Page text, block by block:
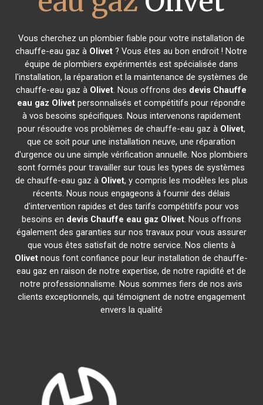
Vous cherchez un plombier fiable pour votre installation de
chauffe-eau gaz à Olivet ? Vous êtes au bon endroit ! Notre
équipe de plombiers expérimentés est spécialisée dans
l'installation, la réparation et la maintenance de systèmes de
chauffe-eau gaz à Olivet. Nous offrons des devis Chauffe
eau gaz Olivet personnalisés et compétitifs pour répondre
à vos besoins spécifiques. Nous intervenons rapidement
pour résoudre vos problèmes de chauffe-eau gaz à Olivet,
que ce soit pour une installation neuve, une réparation
d'urgence ou une simple vérification annuelle. Nos plombiers
sont formés pour travailler sur tous les types de systèmes
de chauffe-eau gaz à Olivet, y compris les modèles les plus
récents. Nous nous engageons à fournir des délais
d'intervention rapides et des tarifs compétitifs pour vos
besoins en devis Chauffe eau gaz Olivet. Nous offrons
également des garanties sur nos travaux pour vous assurer
que vous êtes satisfait de notre service. Nos clients à
Olivet nous font confiance pour leur installation de chauffe-
eau gaz en raison de notre expertise, de notre rapidité et de
notre professionnalisme. Nous sommes fiers de nos avis
clients exceptionnels, qui témoignent de notre engagement
envers la qualité